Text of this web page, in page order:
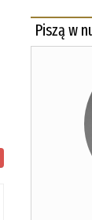
Piszą w